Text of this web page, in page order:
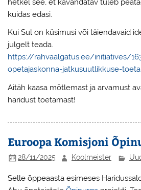
hetkel see, et kavandatav tuleb
kuidas edasi.
Kui Sul on küsimusi või täiendavaid
julgelt teada.
https://rahvaalgatus.ee/initiatives/
opetajaskonna-jatkusuutlikkuse-
Aitäh kaasa mõtlemast ja arvamust
haridust toetamast!
Euroopa Komisjoni
28/11/2025 Koolmeister
Selle õppeaasta esimeses